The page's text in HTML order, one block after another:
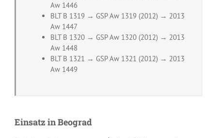
Aw 1446
BLT B 1319 → GSP Aw 1319 (2012) → 2013
Aw 1447
BLT B 1320 → GSP Aw 1320 (2012) → 2013
Aw 1448
BLT B 1321 → GSP Aw 1321 (2012) → 2013
Aw 1449
Einsatz in Beograd